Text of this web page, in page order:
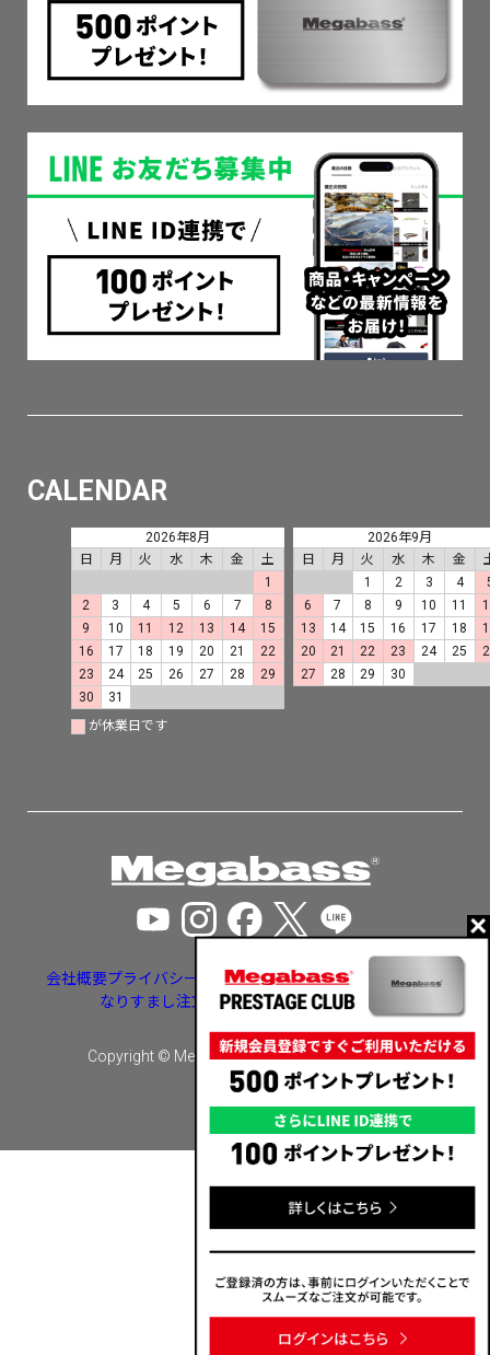
CALENDAR
2026年8月
日
月 火 水 木 金
土
1
2
3 4 5 6 7
8
9
10 11 12 13 14
15
16
17 18 19 20 21
22
23
24 25 26 27 28
29
30
31
2026年9月
日
月 火 水 木 金
1
2 3 4
6
7 8 9 10 11
13
14 15 16 17 18
20
21 22 23 24 25
27
28 29 30
が休業日です
会社概要プライバシーポリシー特定商取引法に基づく表示
なりすまし注文・いたずら注文等への対応
Copyright © Megabass inc. All rights reserved.